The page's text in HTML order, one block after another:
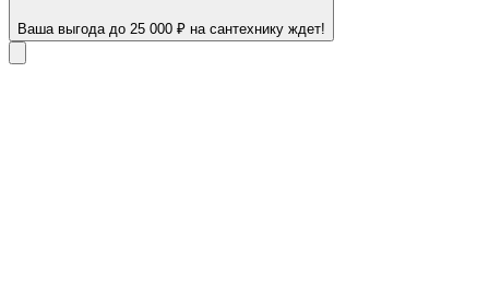
Ваша выгода до 25 000 ₽ на сантехнику ждет!